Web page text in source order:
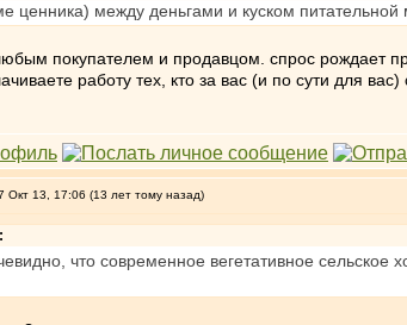
ценника) между деньгами и куском
покупателем и продавцом. спрос рождает
работу тех, кто за вас (и по сути для
Окт 13, 17:06 (13 лет тому назад)
:
что современное вегетативное